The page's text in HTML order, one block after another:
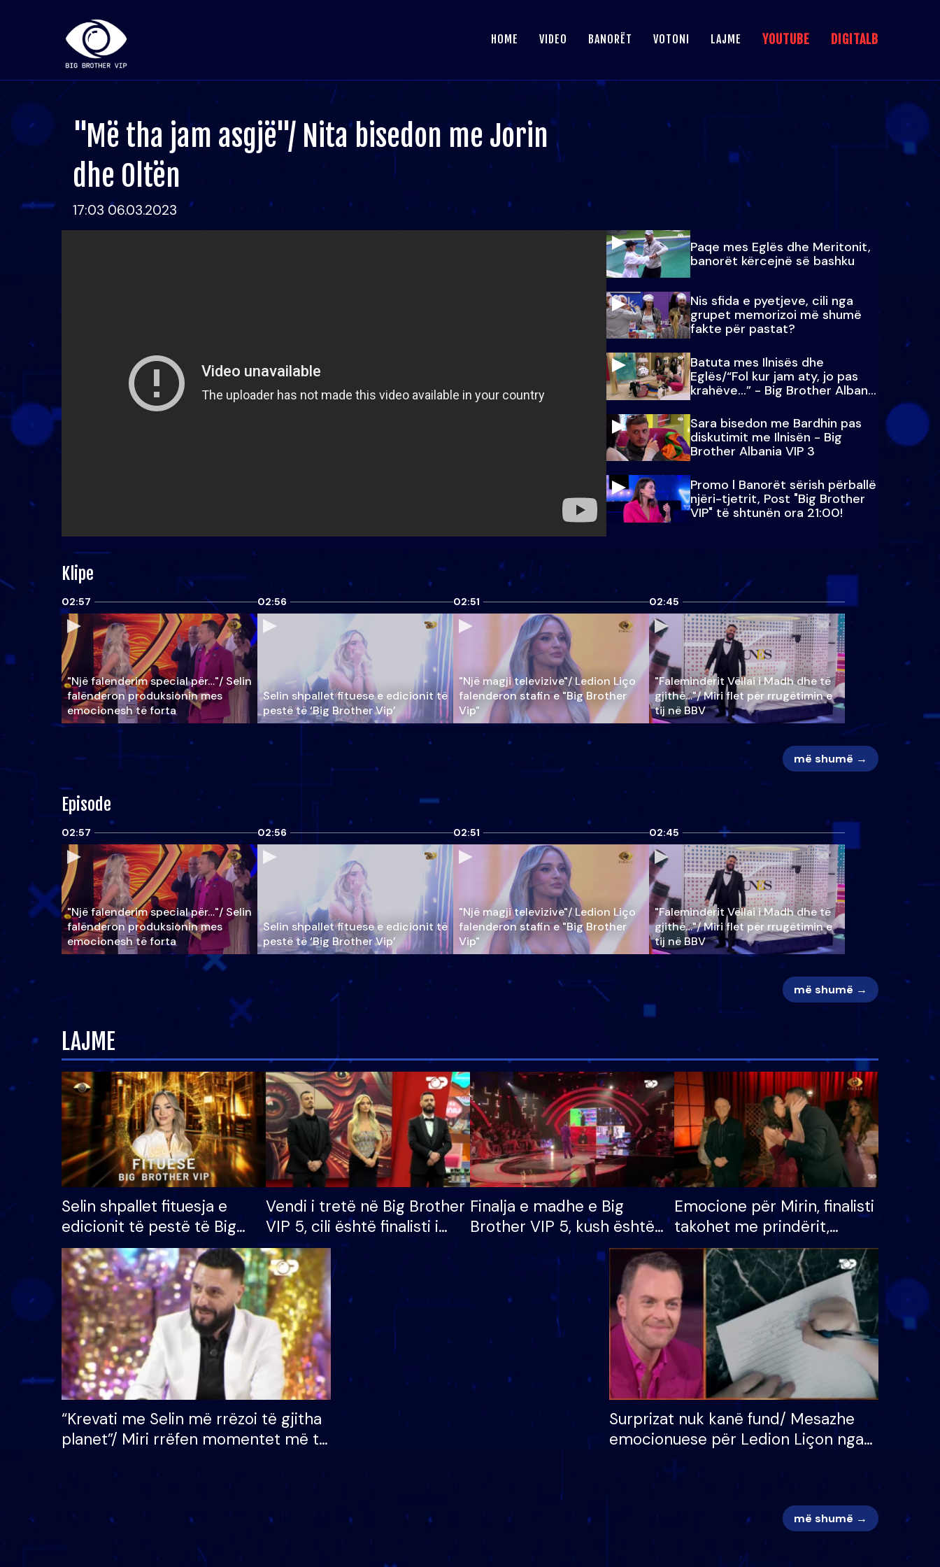
HOME VIDEO BANORËT VOTONI LAJME YOUTUBE DIGITALB
"Më tha jam asgjë"/ Nita bisedon me Jorin
dhe Oltën
17:03 06.03.2023
Paqe mes Eglës dhe Meritonit,
banorët kërcejnë së bashku
Nis sfida e pyetjeve, cili nga
grupet memorizoi më shumë
fakte për pastat?
Batuta mes Ilnisës dhe
Eglës/“Fol kur jam aty, jo pas
krahëve…” - Big Brother Albania
VIP 3
Sara bisedon me Bardhin pas
diskutimit me Ilnisën - Big
Brother Albania VIP 3
Promo l Banorët sërish përballë
njëri-tjetrit, Post "Big Brother
VIP" të shtunën ora 21:00!
Klipe
02:57
"Një falenderim special për…"/ Selin
falënderon produksionin mes
emocionesh të forta
02:56
Selin shpallet fituese e edicionit të
pestë të ‘Big Brother Vip’
02:51
"Një magji televizive"/ Ledion Liço
falenderon stafin e "Big Brother
Vip"
02:45
"Faleminderit Vëllai i Madh dhe të
gjithë…"/ Miri flet për rrugëtimin e
tij në BBV
më shumë →
Episode
02:57
"Një falenderim special për…"/ Selin
falënderon produksionin mes
emocionesh të forta
02:56
Selin shpallet fituese e edicionit të
pestë të ‘Big Brother Vip’
02:51
"Një magji televizive"/ Ledion Liço
falenderon stafin e "Big Brother
Vip"
02:45
"Faleminderit Vëllai i Madh dhe të
gjithë…"/ Miri flet për rrugëtimin e
tij në BBV
më shumë →
LAJME
Selin shpallet fituesja e
edicionit të pestë të Big
Brother VIP, rrëmben
çmimin e madh prej 100
mijë eurosh
Vendi i tretë në Big Brother
VIP 5, cili është finalisti i
radhës që lë shtëpinë
Finalja e madhe e Big
Brother VIP 5, kush është
banori i parë që lë shtëpinë
dhe humb mundësinë për
të fituar çmimin e madh
Emocione për Mirin, finalisti
takohet me prindërit,
vajzën dhe bashkëshorten:
S’kemi ndonjë letër divorci
apo jo?
“Krevati me Selin më rrëzoi të gjitha
planet”/ Miri rrëfen momentet më të
mungojë zilja e mëngjesit kur…
Surprizat nuk kanë fund/ Mesazhe
emocionuese për Ledion Liçon nga
më shumë →